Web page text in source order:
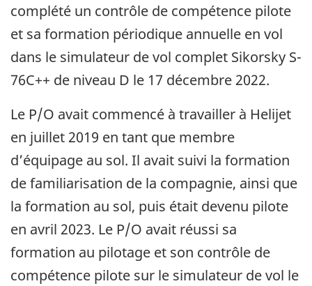
complété un contrôle de compétence pilote
et sa formation périodique annuelle en vol
dans le simulateur de vol complet Sikorsky S-
76C++ de niveau D le 17 décembre 2022.
Le P/O avait commencé à travailler à Helijet
en juillet 2019 en tant que membre
d’équipage au sol. Il avait suivi la formation
de familiarisation de la compagnie, ainsi que
la formation au sol, puis était devenu pilote
en avril 2023. Le P/O avait réussi sa
formation au pilotage et son contrôle de
compétence pilote sur le simulateur de vol le